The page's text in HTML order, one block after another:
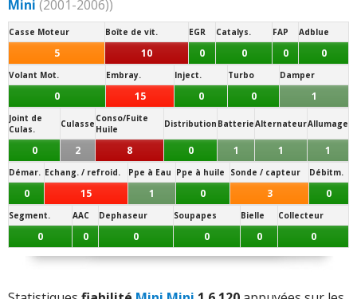
Mini (2001-2006))
Casse Moteur Boîte de vit. EGR Catalys. FAP Adblue
5 10 0 0 0 0
Volant Mot. Embray. Inject. Turbo Damper
0 15 0 0 1
Joint de
Culas.
Culasse Conso/Fuite
Huile
Distribution BatterieAlternateurAllumage
0 2 8 0 1 1 1
Démar. Echang. / refroid. Ppe à Eau Ppe à huile Sonde / capteur Débitm.
0 15 1 0 3 0
Segment. AAC Dephaseur Soupapes Bielle Collecteur
0 0 0 0 0 0